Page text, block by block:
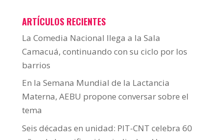
ARTÍCULOS RECIENTES
La Comedia Nacional llega a la Sala
Camacuá, continuando con su ciclo por los
barrios
En la Semana Mundial de la Lactancia
Materna, AEBU propone conversar sobre el
tema
Seis décadas en unidad: PIT-CNT celebra 60